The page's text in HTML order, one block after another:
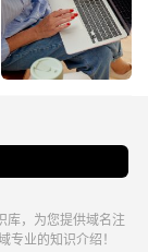
库，为您提供域名注
专业的知识介绍！